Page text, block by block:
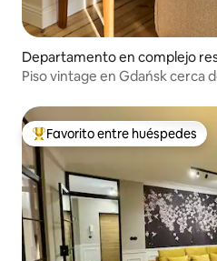
Departamento en complejo
dmieście
Piso vintage en Gdańsk cerca
Favorito entre los huéspedes
Favorito entre huéspedes